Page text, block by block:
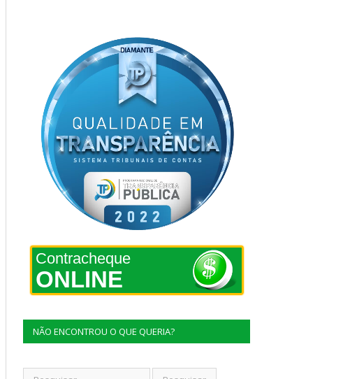
Contracheque
ONLINE
NÃO ENCONTROU O QUE QUERIA?